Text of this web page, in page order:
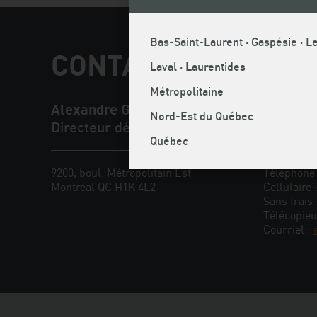
CONTACT PRESSE
Alexandre Gagnon
Directeur développement et innovation
9200, boul. Métropolitain Est
Montréal QC H1K 4L2
Cellulaire :
Sans frais :
Courriel :
Bas-Saint-Laurent · Gaspésie ·
Laval · Laurentides
Métropolitaine
Nord-Est du Québec
Québec